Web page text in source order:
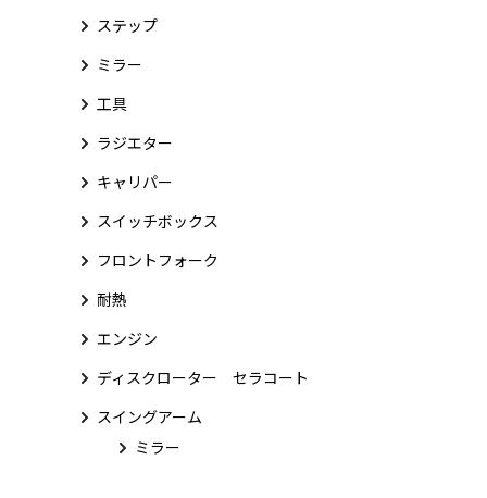
ステップ
ミラー
工具
ラジエター
キャリパー
スイッチボックス
フロントフォーク
耐熱
エンジン
ディスクローター セラコート
スイングアーム
ミラー